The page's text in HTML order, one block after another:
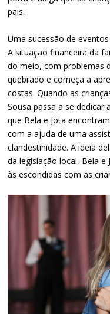
pais.
Uma sucessão de
A situação financeira da
do meio, com problemas
quebrado e começa a
costas. Quando as
Sousa passa a se dedicar
que Bela e Jota
com a ajuda de uma
clandestinidade. A ideia
da legislação local, Bela
às escondidas com as